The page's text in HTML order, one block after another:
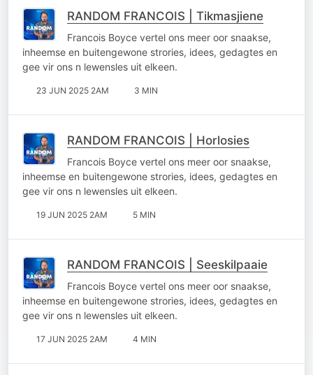
RANDOM FRANCOIS | Tikmasjiene
Francois Boyce vertel ons meer oor snaakse,
inheemse en buitengewone strories, idees, gedagtes en
gee vir ons n lewensles uit elkeen.
23 JUN 2025 2AM 3 MIN
RANDOM FRANCOIS | Horlosies
Francois Boyce vertel ons meer oor snaakse,
inheemse en buitengewone strories, idees, gedagtes en
gee vir ons n lewensles uit elkeen.
19 JUN 2025 2AM 5 MIN
RANDOM FRANCOIS | Seeskilpaaie
Francois Boyce vertel ons meer oor snaakse,
inheemse en buitengewone strories, idees, gedagtes en
gee vir ons n lewensles uit elkeen.
17 JUN 2025 2AM 4 MIN